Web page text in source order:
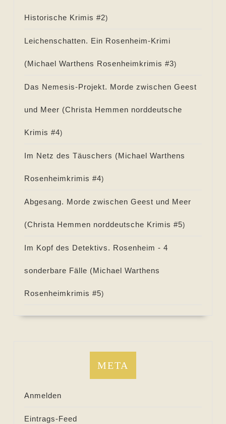
Historische Krimis #2)
Leichenschatten. Ein Rosenheim-Krimi
(Michael Warthens Rosenheimkrimis #3)
Das Nemesis-Projekt. Morde zwischen Geest
und Meer (Christa Hemmen norddeutsche
Krimis #4)
Im Netz des Täuschers (Michael Warthens
Rosenheimkrimis #4)
Abgesang. Morde zwischen Geest und Meer
(Christa Hemmen norddeutsche Krimis #5)
Im Kopf des Detektivs. Rosenheim - 4
sonderbare Fälle (Michael Warthens
Rosenheimkrimis #5)
META
Anmelden
Eintrags-Feed